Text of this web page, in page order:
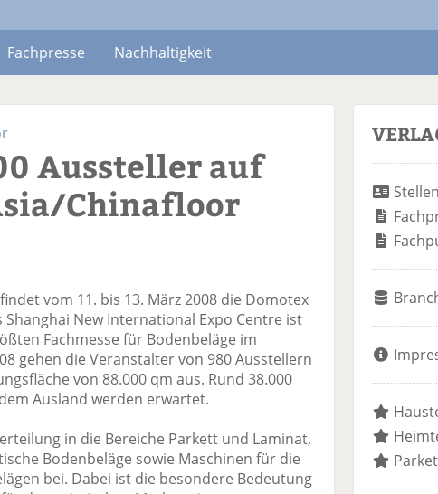
Fachpresse
Nachhaltigkeit
Aussteller auf
Chinafloor
vom 11. bis 13. März 2008 die Domotex
New International Expo Centre ist
Fachmesse für Bodenbeläge im
gehen die Veranstalter von 980 Ausstellern
von 88.000 qm aus. Rund 38.000
Ausland werden erwartet.
in die Bereiche Parkett und Laminat,
Bodenbeläge sowie Maschinen für die
bei. Dabei ist die besondere Bedeutung